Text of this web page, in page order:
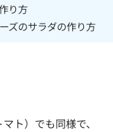
り方
ズのサラダの作り方
ト）でも同様で、